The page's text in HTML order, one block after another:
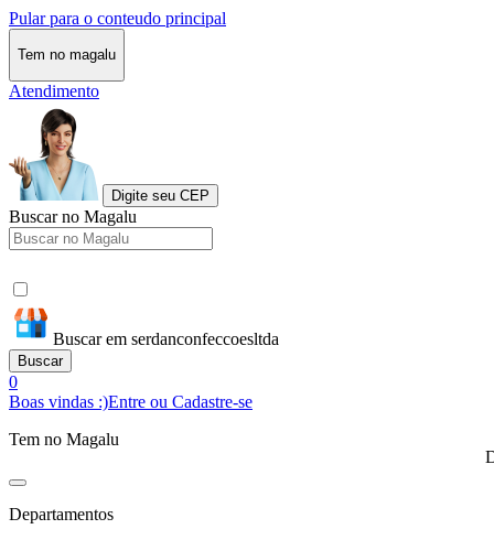
Pular para o conteudo principal
Tem no magalu
Atendimento
Digite seu CEP
Buscar no Magalu
Buscar em serdanconfeccoesltda
Buscar
0
Boas vindas :)Entre ou Cadastre-se
Tem no Magalu
Departamentos